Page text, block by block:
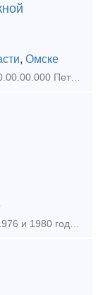
, Омске
Тепловозы ТЭМ - 2 количество 2 штуки, 1976 и 1980 года выпуска, производство АО "Брянский машиностроительный завод", в не рабочем состоянии, находятся на консервации. Фото имеется. П